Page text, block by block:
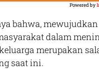
Powered by
bahwa, mewujudkan
dalam
merupakan
saat ini.